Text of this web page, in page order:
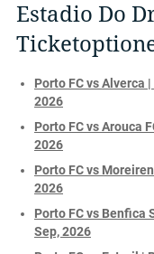
Estadio Do
Porto FC vs Alverca
2026
Porto FC vs Arouca
2026
Porto FC vs
2026
Porto FC vs Benfica
Sep, 2026